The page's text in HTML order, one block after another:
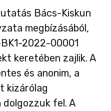
Bács-Kiskun
megbízásából,
2022-00001
keretében zajlik. A
és anonim, a
kizárólag
fel. A